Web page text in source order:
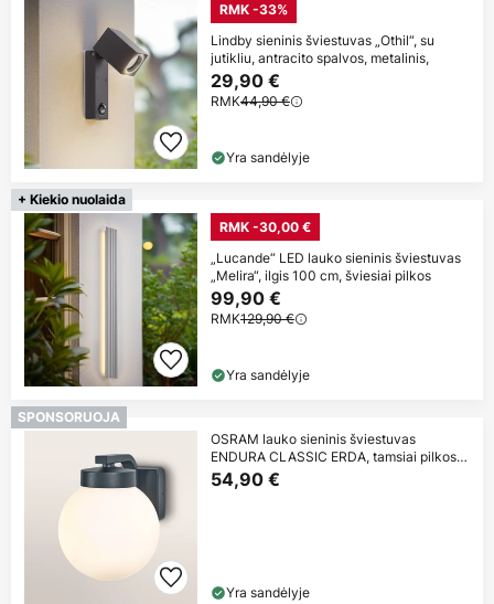
RMK -33%
Lindby sieninis šviestuvas „Othil“, su
jutikliu, antracito spalvos, metalinis,
29,90 €
RMK44,90 €
Yra sandėlyje
+ Kiekio nuolaida
RMK -30,00 €
„Lucande“ LED lauko sieninis šviestuvas
„Melira“, ilgis 100 cm, šviesiai pilkos
99,90 €
RMK129,90 €
Yra sandėlyje
SPONSORUOJA
OSRAM lauko sieninis šviestuvas
ENDURA CLASSIC ERDA, tamsiai pilkos
spalvos,
54,90 €
Yra sandėlyje